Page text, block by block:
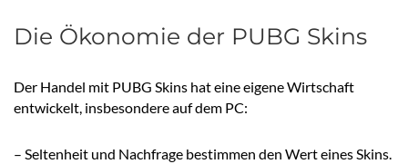
Die Ökonomie der PUBG Skins
Der Handel mit PUBG Skins hat eine eigene Wirtschaft
entwickelt, insbesondere auf dem PC:
– Seltenheit und Nachfrage bestimmen den Wert eines Skins.